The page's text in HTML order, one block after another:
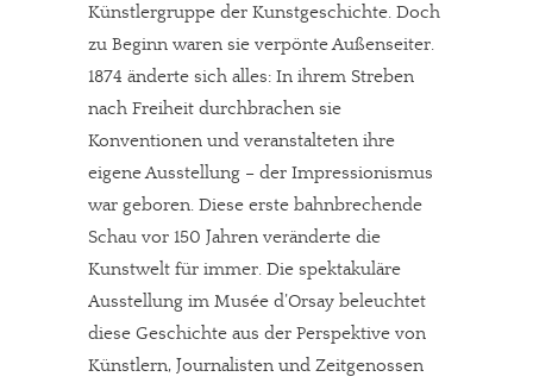
Künstlergruppe der Kunstgeschichte. Doch
zu Beginn waren sie verpönte Außenseiter.
1874 änderte sich alles: In ihrem Streben
nach Freiheit durchbrachen sie
Konventionen und veranstalteten ihre
eigene Ausstellung – der Impressionismus
war geboren. Diese erste bahnbrechende
Schau vor 150 Jahren veränderte die
Kunstwelt für immer. Die spektakuläre
Ausstellung im Musée d’Orsay beleuchtet
diese Geschichte aus der Perspektive von
Künstlern, Journalisten und Zeitgenossen